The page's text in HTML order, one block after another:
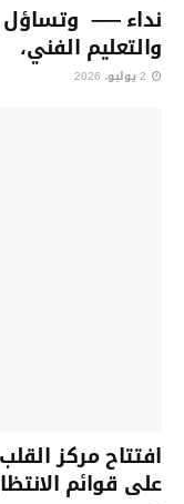
نداء —– وتساؤل
والتعليم الفني،
افتتاح مركز
على قوائم